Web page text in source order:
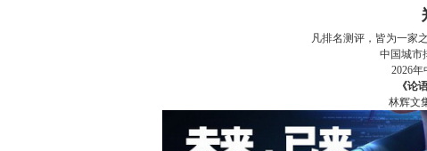
凡排名测评，皆为一家
中国城市
2026
《论
林辉文